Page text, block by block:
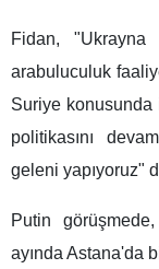
Fidan,
arabuluculuk
Suriye
politikasını
geleni yapıyoruz"
Putin
ayında Astana'da